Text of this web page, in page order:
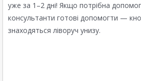
уже за 1–2 дні! Якщо потрібна
консультанти готові допомогти —
знаходяться ліворуч унизу.